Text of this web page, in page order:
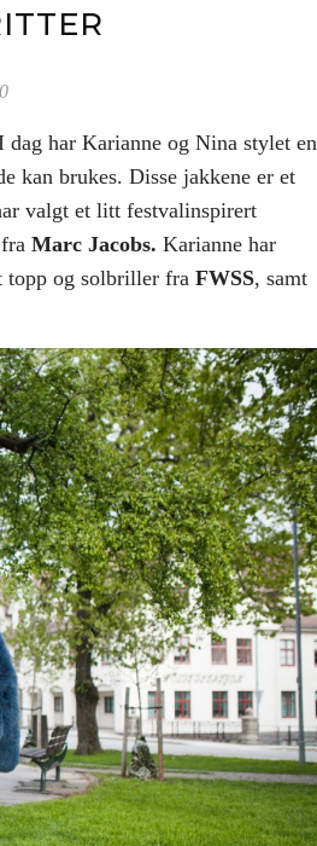
dag har Karianne og Nina stylet en
kan brukes. Disse jakkene er et
valgt et litt festvalinspirert
Marc Jacobs. Karianne har
topp og solbriller fra FWSS, samt